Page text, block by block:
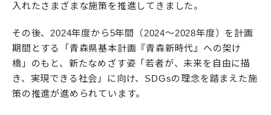
入れたさまざまな施策を推進してきました。
その後、2024年度から5年間（2024～2028年度）を計画
期間とする「青森県基本計画『青森新時代』への架け
橋」のもと、新たなめざす姿「若者が、未来を自由に描
き、実現できる社会」に向け、SDGsの理念を踏まえた施
策の推進が進められています。